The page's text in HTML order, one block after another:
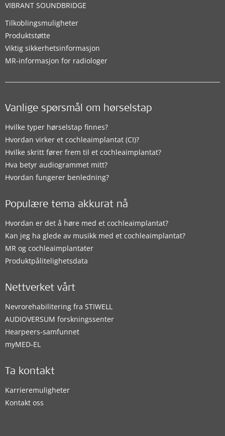
VIBRANT SOUNDBRIDGE
Tilkoblingsmuligheter
Produktstøtte
Viktig sikkerhetsinformasjon
MR-informasjon for radiologer
Vanlige spørsmål om hørselstap
Hvilke typer hørselstap finnes?
Hvordan virker et cochleaimplantat (CI)?
Hvilke skritt fører frem til et cochleaimplantat?
Hva betyr audiogrammet mitt?
Hvordan fungerer benledning?
Populære tema akkurat nå
Hvordan er det å høre med et cochleaimplantat?
Kan jeg ha glede av musikk med et cochleaimplantat?
MR og cochleaimplantater
Produktpålitelighetsdata
Nettverket vårt
Nevrorehabilitering fra STIWELL
AUDIOVERSUM forskningssenter
Hearpeers-samfunnet
myMED‑EL
Ta kontakt
Karrieremuligheter
Kontakt oss